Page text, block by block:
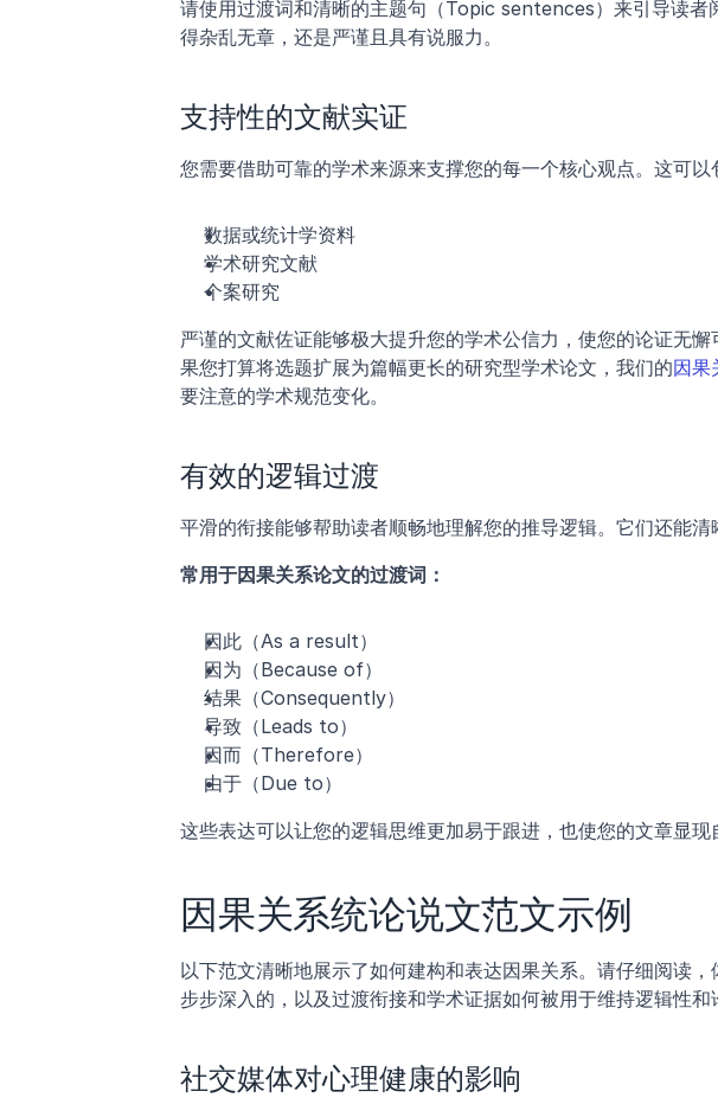
请使用过渡词和清晰的主题句（Topic sentences）来引导读者
得杂乱无章，还是严谨且具有说服力。
支持性的文献实证
您需要借助可靠的学术来源来支撑您的每一个核心观点。这可以
数据或统计学资料
学术研究文献
个案研究
严谨的文献佐证能够极大提升您的学术公信力，使您的论证无
果您打算将选题扩展为篇幅更长的研究型学术论文，我们的因果
要注意的学术规范变化。
有效的逻辑过渡
平滑的衔接能够帮助读者顺畅地理解您的推导逻辑。它们还能清
常用于因果关系论文的过渡词：
因此（As a result）
因为（Because of）
结果（Consequently）
导致（Leads to）
因而（Therefore）
由于（Due to）
这些表达可以让您的逻辑思维更加易于跟进，也使您的文章显现
因果关系统论说文范文示例
以下范文清晰地展示了如何建构和表达因果关系。请仔细阅读
步步深入的，以及过渡衔接和学术证据如何被用于维持逻辑性和
社交媒体对心理健康的影响